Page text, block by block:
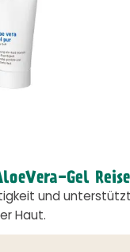
Gel
und
Haut.